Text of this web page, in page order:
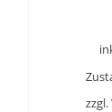
zzgl.